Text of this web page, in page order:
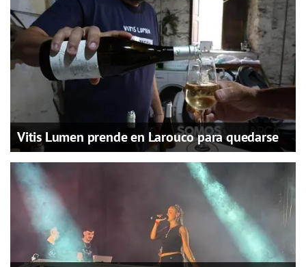
Vitis Lumen prende en Larouco para quedarse